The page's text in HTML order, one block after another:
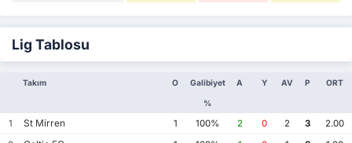
Lig Tablosu
Takım O Galibiyet
%
A Y AV P ORT
1 St Mirren 1 100% 2 0 2 3
2.00